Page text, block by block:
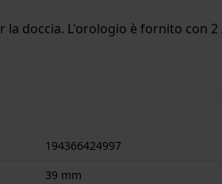
doccia. L'orologio è fornito con
194366424997
39 mm